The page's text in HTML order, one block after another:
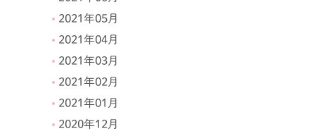
2021年05月
2021年04月
2021年03月
2021年02月
2021年01月
2020年12月